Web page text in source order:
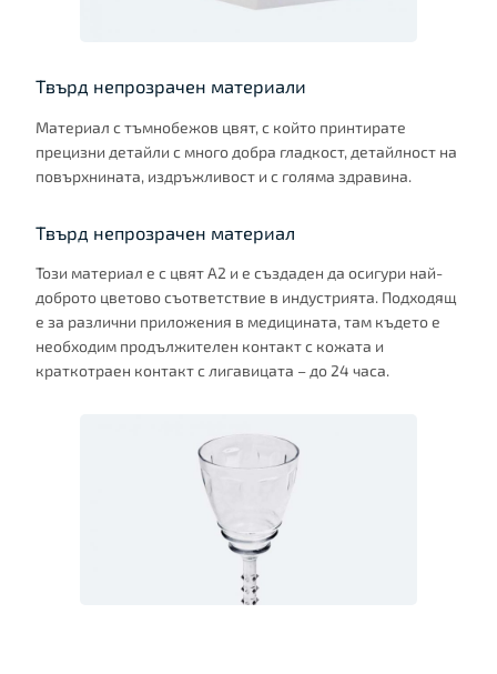
Твърд непрозрачен материали
Материал с тъмнобежов цвят, с който принтирате
прецизни детайли с много добра гладкост, детайлност на
повърхнината, издръжливост и с голяма здравина.
Твърд непрозрачен материал
Този материал е с цвят А2 и е създаден да осигури най-
доброто цветово съответствие в индустрията. Подходящ
е за различни приложения в медицината, там където е
необходим продължителен контакт с кожата и
краткотраен контакт с лигавицата – до 24 часа.